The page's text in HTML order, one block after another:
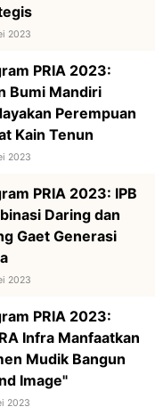
2023
PRIA 2023:
Bumi Mandiri
Perempuan
Kain Tenun
2023
PRIA 2023: IPB
Daring dan
Gaet Generasi
2023
PRIA 2023:
Infra Manfaatkan
Mudik Bangun
Image"
2023